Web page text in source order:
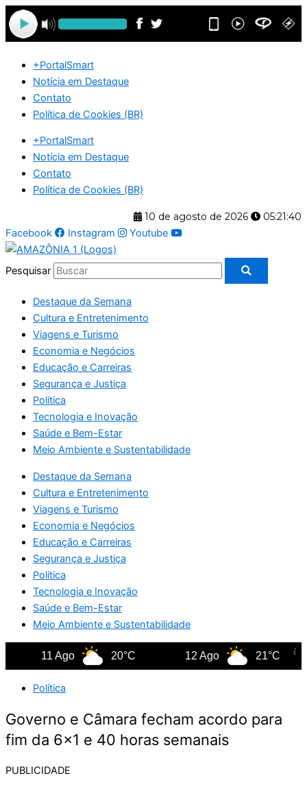
Ir
para
o
+PortalSmart
Notícia em Destaque
Contato
Política de Cookies (BR)
+PortalSmart
Notícia em Destaque
Contato
Política de Cookies (BR)
10 de agosto de 2026
05:21:40
Facebook
Instagram Youtube
Pesquisar
Destaque da Semana
Cultura e Entretenimento
Viagens e Turismo
Economia e Negócios
Educação e Carreiras
Segurança e Justiça
Política
Tecnologia e Inovação
Saúde e Bem-Estar
Meio Ambiente e Sustentabilidade
Destaque da Semana
Cultura e Entretenimento
Viagens e Turismo
Economia e Negócios
Educação e Carreiras
Segurança e Justiça
Política
Tecnologia e Inovação
Saúde e Bem-Estar
Meio Ambiente e Sustentabilidade
11 Ago 20°C 12 Ago 21°C
Política
Governo e Câmara fecham acordo para
fim da 6×1 e 40 horas semanais
PUBLICIDADE